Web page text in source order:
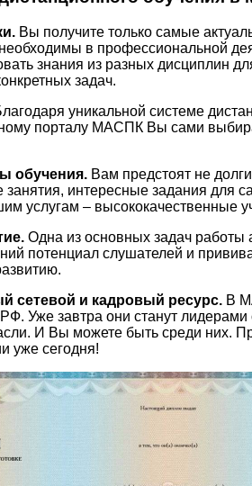
Вы получите только самые
в профессиональной
знания из разных дисциплин
задач.
уникальной системе
порталу МАСПК Вы сами
обучения. Вам предстоят не
интересные задания для
услугам – высококачественные
Одна из основных задач
потенциал слушателей и
сетевой и кадровый ресурс. В
Уже завтра они станут лидерами
И Вы можете быть среди них.
уже сегодня!